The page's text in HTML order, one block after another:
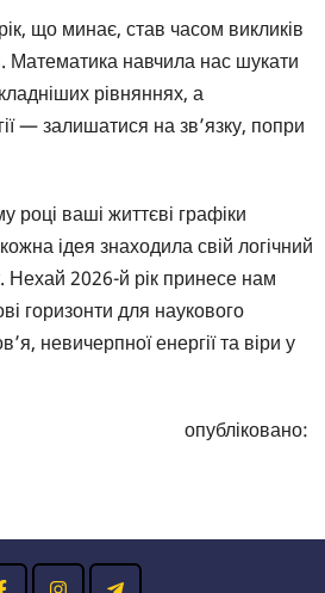
що минає, став часом викликів
Математика навчила нас шукати
рівняннях, а
— залишатися на зв’язку, попри
ваші життєві графіки
ідея знаходила свій логічний
Нехай 2026-й рік принесе нам
горизонти для наукового
невичерпної енергії та віри у
опубліковано: